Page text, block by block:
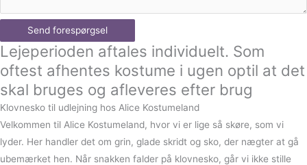
Send forespørgsel
Lejeperioden aftales individuelt. Som
oftest afhentes kostume i ugen optil at det
skal bruges og afleveres efter brug
Klovnesko til udlejning hos Alice Kostumeland
Velkommen til Alice Kostumeland, hvor vi er lige så skøre, som vi
lyder. Her handler det om grin, glade skridt og sko, der nægter at gå
ubemærket hen. Når snakken falder på klovnesko, går vi ikke stille